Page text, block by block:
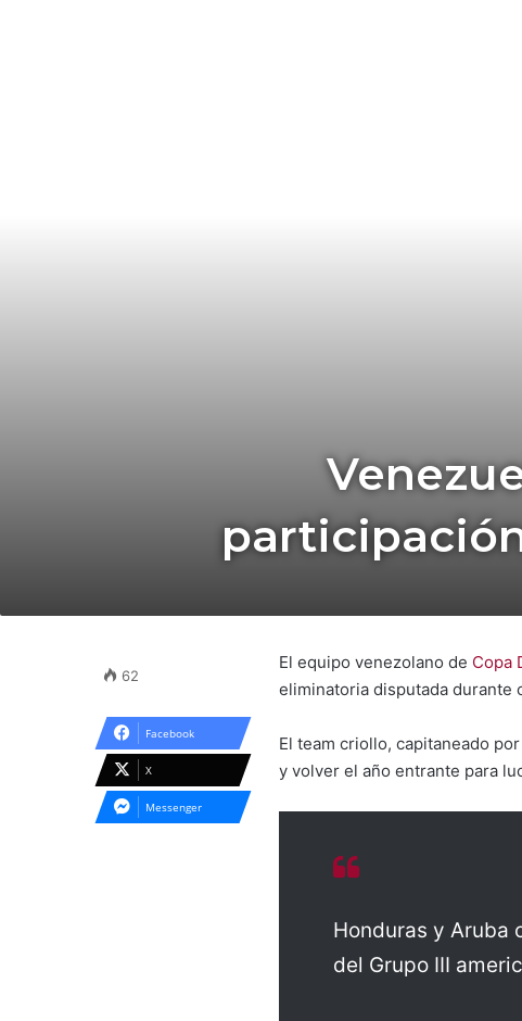
El equipo venezolano de Copa
eliminatoria disputada durante
El team criollo, capitaneado
y volver el año entrante para
Honduras y Aruba
del Grupo III
62
Facebook
X
Messenger